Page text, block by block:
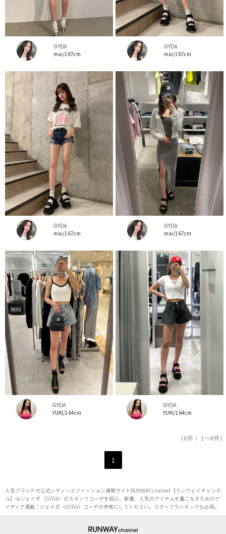
GYDA
mai/167cm
GYDA
mai/167cm
GYDA
mai/167cm
GYDA
mai/167cm
GYDA
YUKI/164cm
GYDA
YUKI/164cm
（6件｜ 1～6件）
1
人気ブランドの公式レディースファッション通販サイトRUNWAY channel【ランウェイチャンネ
ル】はジェイダ（GYDA）のスタッフコーデを紹介。新着、人気のアイテムを着こなすためのア
イディア満載！ジェイダ（GYDA）コーデの参考にしてください。スタッフランキングも必見。